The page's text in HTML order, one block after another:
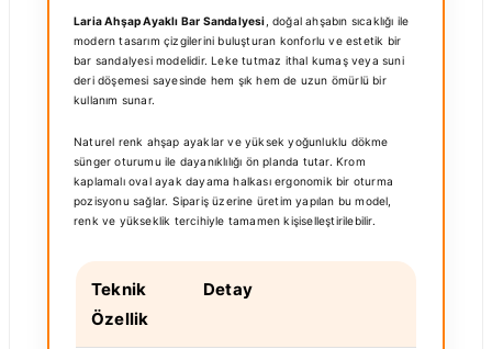
Laria Ahşap Ayaklı Bar Sandalyesi , doğal ahşabın sıcaklığı ile
modern tasarım çizgilerini buluşturan konforlu ve estetik bir
bar sandalyesi modelidir. Leke tutmaz ithal kumaş veya suni
deri döşemesi sayesinde hem şık hem de uzun ömürlü bir
kullanım sunar.
Naturel renk ahşap ayaklar ve yüksek yoğunluklu dökme
sünger oturumu ile dayanıklılığı ön planda tutar. Krom
kaplamalı oval ayak dayama halkası ergonomik bir oturma
pozisyonu sağlar. Sipariş üzerine üretim yapılan bu model,
renk ve yükseklik tercihiyle tamamen kişiselleştirilebilir.
Teknik
Özellik
Detay